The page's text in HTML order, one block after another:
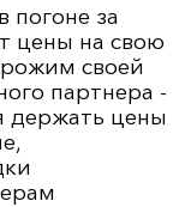
погоне за
цены на свою
своей
партнера -
держать цены